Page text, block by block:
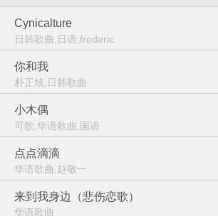
Cynicalture
日韩歌曲,日语,frederic
你和我
朴正炫,日韩歌曲
小木偶
可歆,华语歌曲,国语
点点滴滴
华语歌曲,赵敬一
来到我身边（悲伤恋歌）
华语歌曲